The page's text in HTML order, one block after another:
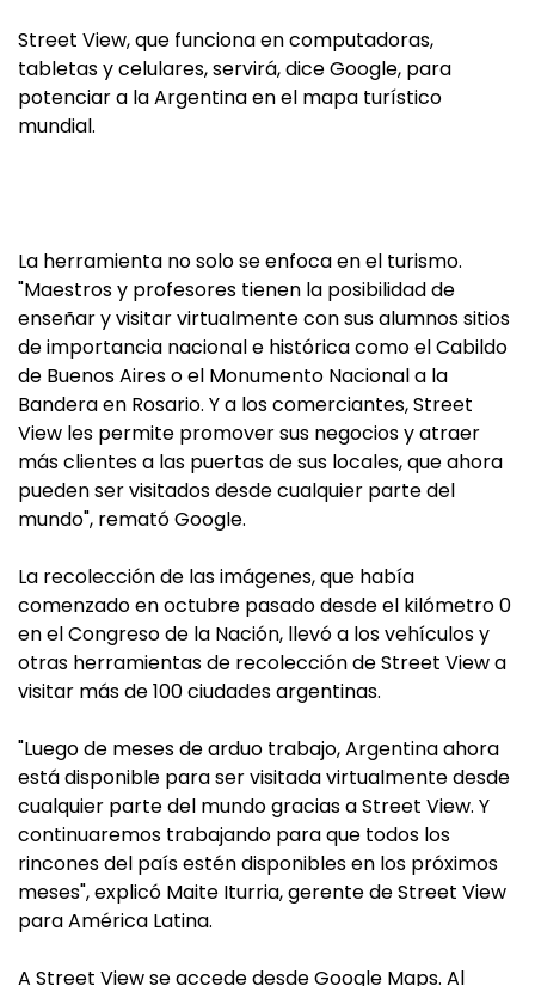
Street View, que funciona en computadoras,
tabletas y celulares, servirá, dice Google, para
potenciar a la Argentina en el mapa turístico
mundial.
La herramienta no solo se enfoca en el turismo.
"Maestros y profesores tienen la posibilidad de
enseñar y visitar virtualmente con sus alumnos sitios
de importancia nacional e histórica como el Cabildo
de Buenos Aires o el Monumento Nacional a la
Bandera en Rosario. Y a los comerciantes, Street
View les permite promover sus negocios y atraer
más clientes a las puertas de sus locales, que ahora
pueden ser visitados desde cualquier parte del
mundo", remató Google.
La recolección de las imágenes, que había
comenzado en octubre pasado desde el kilómetro 0
en el Congreso de la Nación, llevó a los vehículos y
otras herramientas de recolección de Street View a
visitar más de 100 ciudades argentinas.
"Luego de meses de arduo trabajo, Argentina ahora
está disponible para ser visitada virtualmente desde
cualquier parte del mundo gracias a Street View. Y
continuaremos trabajando para que todos los
rincones del país estén disponibles en los próximos
meses", explicó Maite Iturria, gerente de Street View
para América Latina.
A Street View se accede desde Google Maps. Al